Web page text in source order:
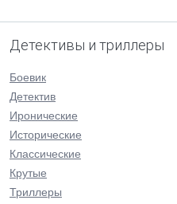
Детективы и триллеры
Боевик
Детектив
Иронические
Исторические
Классические
Крутые
Триллеры